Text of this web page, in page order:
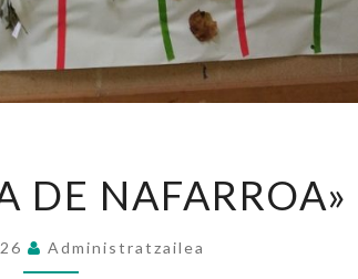
DE
DE NAFARROA»
26 Administratzailea